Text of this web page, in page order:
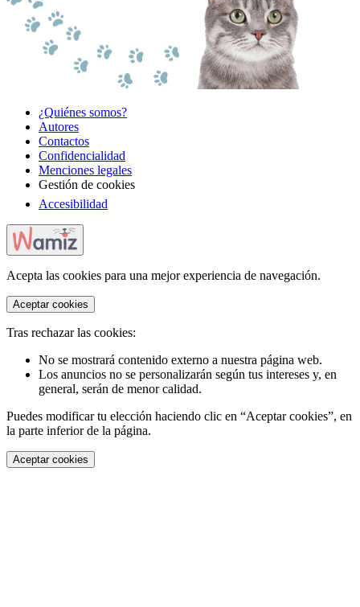
¿Quiénes somos?
Autores
Contactos
Confidencialidad
Menciones legales
Gestión de cookies
Accesibilidad
Acepta las cookies para una mejor experiencia de navegación.
Aceptar cookies
Tras rechazar las cookies:
No se mostrará contenido externo a nuestra página web.
Los anuncios no se personalizarán según tus intereses y, en
general, serán de menor calidad.
Puedes modificar tu elección haciendo clic en “Aceptar cookies”, en
la parte inferior de la página.
Aceptar cookies